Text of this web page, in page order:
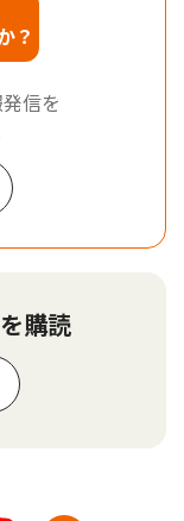
？
信を
購読